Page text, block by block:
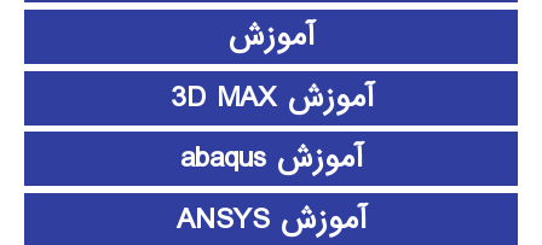
آموزش
آموزش 3D MAX
آموزش abaqus
آموزش ANSYS